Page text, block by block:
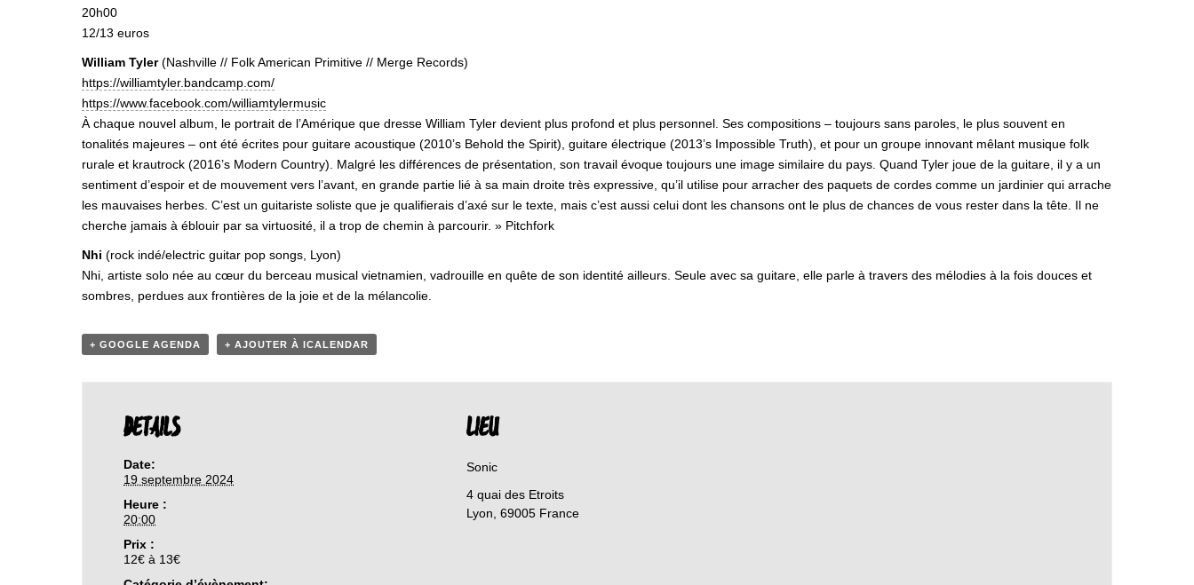
20h00
12/13 euros
William Tyler(Nashville // Folk American Primitive // Merge Records)
https://williamtyler.bandcamp.com/
https://www.facebook.com/williamtylermusic
À chaque nouvel album, le portrait de l’Amérique que dresse William Tyler devient plus profond et plus personnel. Ses compositions – toujours sans paroles, le plus souvent en
tonalités majeures – ont été écrites pour guitare acoustique (2010’s Behold the Spirit), guitare électrique (2013’s Impossible Truth), et pour un groupe innovant mêlant musique folk
rurale et krautrock (2016’s Modern Country). Malgré les différences de présentation, son travail évoque toujours une image similaire du pays. Quand Tyler joue de la guitare, il y a un
sentiment d’espoir et de mouvement vers l’avant, en grande partie lié à sa main droite très expressive, qu’il utilise pour arracher des paquets de cordes comme un jardinier qui arrache
les mauvaises herbes. C’est un guitariste soliste que je qualifierais d’axé sur le texte, mais c’est aussi celui dont les chansons ont le plus de chances de vous rester dans la tête. Il ne
cherche jamais à éblouir par sa virtuosité, il a trop de chemin à parcourir. » Pitchfork
Nhi (rock indé/electric guitar pop songs, Lyon)
Nhi, artiste solo née au cœur du berceau musical vietnamien, vadrouille en quête de son identité ailleurs. Seule avec sa guitare, elle parle à travers des mélodies à la fois douces et
sombres, perdues aux frontières de la joie et de la mélancolie.
+ GOOGLE AGENDA + AJOUTER À ICALENDAR
DETAILS
Date:
19 septembre 2024
Heure :
20:00
Prix :
12€ à 13€
LIEU
Sonic
4 quai des Etroits
Lyon 69005 France